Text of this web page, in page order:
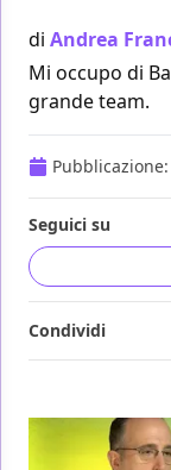
di Andrea
Mi occupo di
grande team.
Pubblicazione:
Seguici su
Condividi